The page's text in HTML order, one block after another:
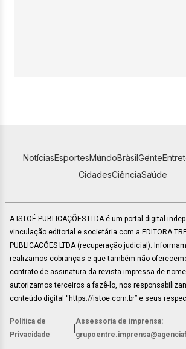
NotíciasEsportesMundoBrasilGente
CidadesCiênciaSaúde
A ISTOÉ PUBLICAÇÕES LTDA é um portal digital
vinculação editorial e societária com a EDITORA
PUBLICACÕES LTDA (recuperação judicial).
realizamos cobranças e que também não
contrato de assinatura da revista impressa de nome
autorizamos terceiros a fazê-lo, nos
conteúdo digital “https://istoe.com.br” e seus
Política de
Privacidade
Assessoria de imprensa: